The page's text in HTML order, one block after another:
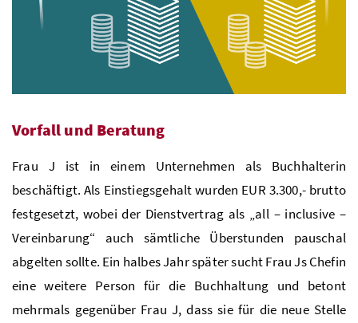
Vorfall und Beratung
Frau J ist in einem Unternehmen als Buchhalterin
beschäftigt. Als Einstiegsgehalt wurden EUR 3.300,- brutto
festgesetzt, wobei der Dienstvertrag als „all – inclusive –
Vereinbarung“ auch sämtliche Überstunden pauschal
abgelten sollte. Ein halbes Jahr später sucht Frau Js Chefin
eine weitere Person für die Buchhaltung und betont
mehrmals gegenüber Frau J, dass sie für die neue Stelle